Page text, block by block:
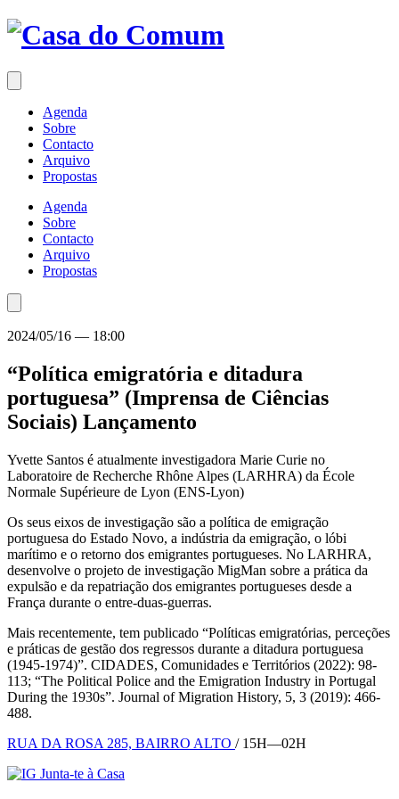
Saltar
para
conteúdo
Agenda
Sobre
Contacto
Arquivo
Propostas
Agenda
Sobre
Contacto
Arquivo
Propostas
2024/05/16 — 18:00
“Política emigratória e ditadura
portuguesa” (Imprensa de Ciências
Sociais) Lançamento
Yvette Santos é atualmente investigadora Marie Curie no
Laboratoire de Recherche Rhône Alpes (LARHRA) da École
Normale Supérieure de Lyon (ENS-Lyon)
Os seus eixos de investigação são a política de emigração
portuguesa do Estado Novo, a indústria da emigração, o lóbi
marítimo e o retorno dos emigrantes portugueses. No LARHRA,
desenvolve o projeto de investigação MigMan sobre a prática da
expulsão e da repatriação dos emigrantes portugueses desde a
França durante o entre-duas-guerras.
Mais recentemente, tem publicado “Políticas emigratórias, perceções
e práticas de gestão dos regressos durante a ditadura portuguesa
(1945-1974)”. CIDADES, Comunidades e Territórios (2022): 98-
113; “The Political Police and the Emigration Industry in Portugal
During the 1930s”. Journal of Migration History, 5, 3 (2019): 466-
488.
RUA DA ROSA 285, BAIRRO ALTO / 15H—02H
Junta-te à Casa